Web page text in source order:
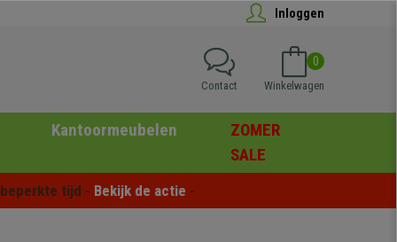
Inloggen
0
Winkelwagen
Contact
Kantoormeubelen
ZOMER
SALE
tijd - Bekijk de actie -